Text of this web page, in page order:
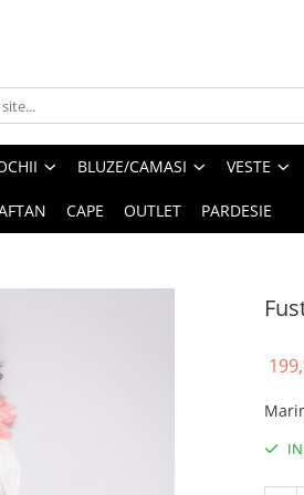
BLUZE/CAMASI VESTE
CAPE OUTLET PARDESIE